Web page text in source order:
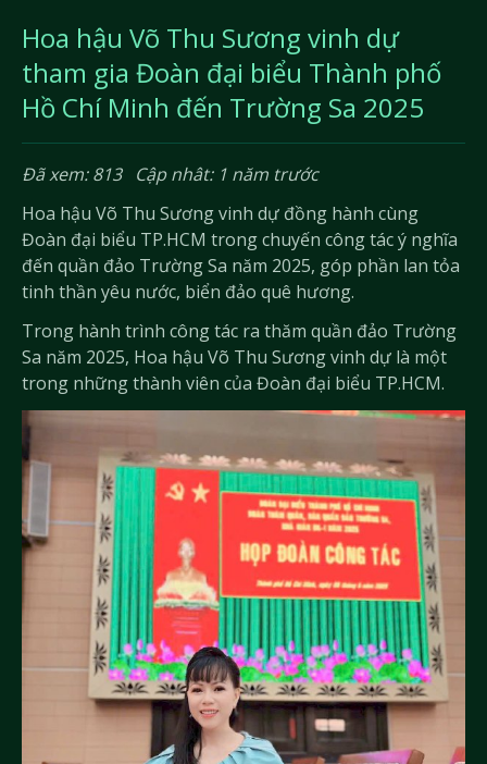
Hoa hậu Võ Thu Sương vinh dự
tham gia Đoàn đại biểu Thành phố
Hồ Chí Minh đến Trường Sa 2025
Đã xem: 813
Cập nhât: 1 năm trước
Hoa hậu Võ Thu Sương vinh dự đồng hành cùng
Đoàn đại biểu TP.HCM trong chuyến công tác ý nghĩa
đến quần đảo Trường Sa năm 2025, góp phần lan tỏa
tinh thần yêu nước, biển đảo quê hương.
Trong hành trình công tác ra thăm quần đảo Trường
Sa năm 2025, Hoa hậu Võ Thu Sương vinh dự là một
trong những thành viên của Đoàn đại biểu TP.HCM.